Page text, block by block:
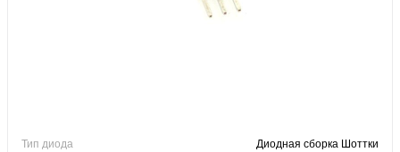
Тип диода
Диодная сборка Шоттки